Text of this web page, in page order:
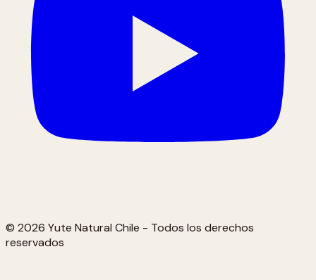
© 2026 Yute Natural Chile - Todos los derechos
reservados